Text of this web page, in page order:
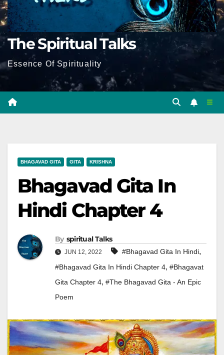
The Spiritual Talks
Essence Of Spirituality
BHAGAVAD GITA GITA KRISHNA
Bhagavad Gita In
Hindi Chapter 4
By Spiritual Talks
JUN 12, 2022 #Bhagavad Gita In Hindi,
#Bhagavad Gita In Hindi Chapter 4, #Bhagavat
Gita Chapter 4, #The Bhagavad Gita - An Epic
Poem